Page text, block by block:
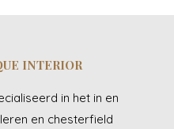
INTERIOR
in het in en
en chesterfield